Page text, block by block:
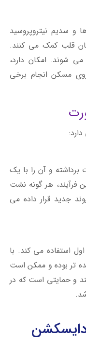
و سدیم نیتروپروسید
قلب کمک می کنند.
شوند. امکان دارد،
مسکن انجام برخی
برداشته و آن را با یک
فرآیند، هر گونه نشت
جدید قرار داده می
استفاده می کند. با
تر بوده و ممکن است
و حمایتی است که در